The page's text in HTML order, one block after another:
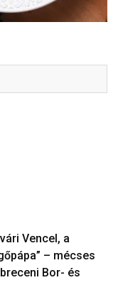
Vencel, a
– mécses
Bor- és